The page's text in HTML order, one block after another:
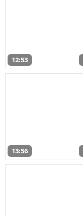
12:53
13:56